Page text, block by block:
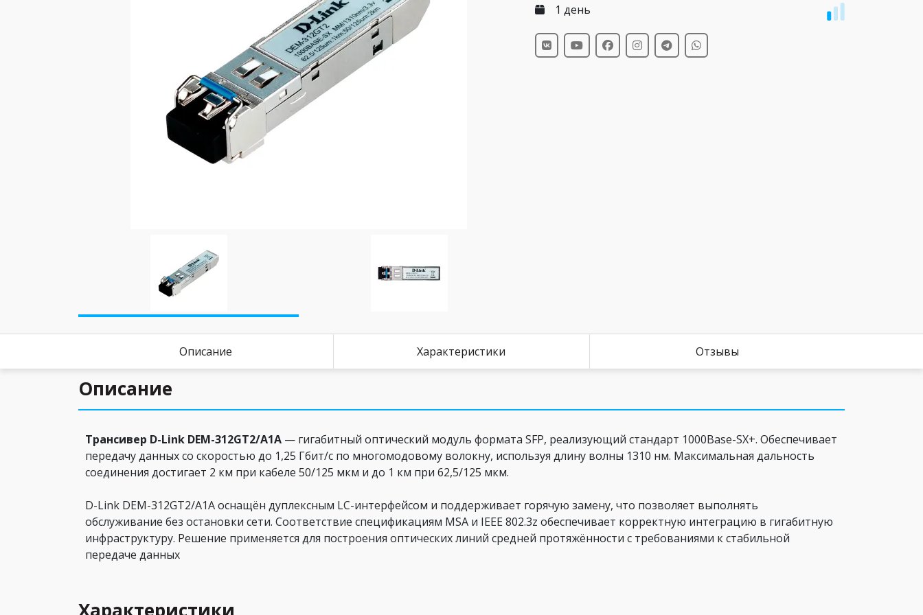
1 день
Описание Характеристики Отзывы
Описание
Трансивер D-Link DEM-312GT2/A1A — гигабитный оптический модуль формата SFP, реализующий стандарт 1000Base-SX+. Обеспечивает
передачу данных со скоростью до 1,25 Гбит/с по многомодовому волокну, используя длину волны 1310 нм. Максимальная дальность
соединения достигает 2 км при кабеле 50/125 мкм и до 1 км при 62,5/125 мкм.
D-Link DEM-312GT2/A1A оснащён дуплексным LC-интерфейсом и поддерживает горячую замену, что позволяет выполнять
обслуживание без остановки сети. Соответствие спецификациям MSA и IEEE 802.3z обеспечивает корректную интеграцию в гигабитную
инфраструктуру. Решение применяется для построения оптических линий средней протяжённости с требованиями к стабильной
передаче данных